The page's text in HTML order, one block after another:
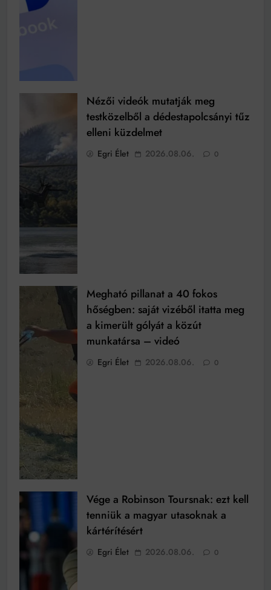
Nézői videók mutatják meg
testközelből a dédestapolcsányi tűz
elleni küzdelmet
Egri Élet 2026.08.06. 0
Megható pillanat a 40 fokos
hőségben: saját vizéből itatta meg
a kimerült gólyát a közút
munkatársa – videó
Egri Élet 2026.08.06. 0
Vége a Robinson Toursnak: ezt kell
tenniük a magyar utasoknak a
kártérítésért
Egri Élet 2026.08.06. 0